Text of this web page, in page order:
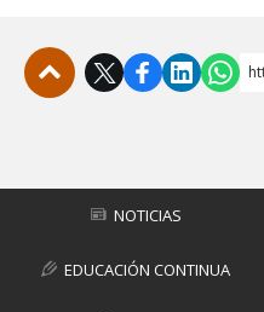
Académicas/os
NOTICIAS
EDUCACIÓN CONTINUA